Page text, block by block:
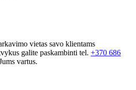
vietas savo klientams
galite paskambinti tel. +370 686
vartus.